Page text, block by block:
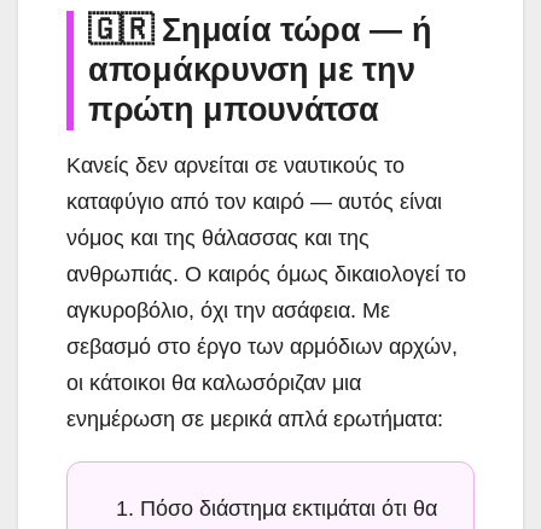
🇬🇷 Σημαία τώρα — ή
απομάκρυνση με την
πρώτη μπουνάτσα
Κανείς δεν αρνείται σε ναυτικούς το
καταφύγιο από τον καιρό — αυτός είναι
νόμος και της θάλασσας και της
ανθρωπιάς. Ο καιρός όμως δικαιολογεί το
αγκυροβόλιο, όχι την ασάφεια. Με
σεβασμό στο έργο των αρμόδιων αρχών,
οι κάτοικοι θα καλωσόριζαν μια
ενημέρωση σε μερικά απλά ερωτήματα:
Πόσο διάστημα εκτιμάται ότι θα